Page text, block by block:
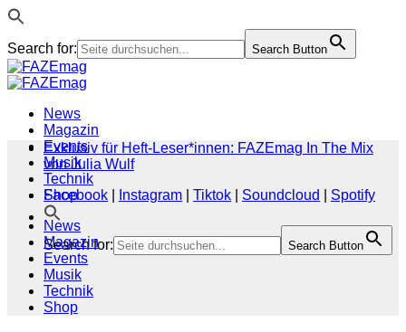
Search for: Search Button
Zum
Inhalt
News
Magazin
Events
Musik
Technik
Shop
Search for: Search Button
Exklusiv für Heft-Leser*innen: FAZEmag In The Mix
von Julia Wulf
Facebook
Instagram Tiktok Soundcloud
Spotify
News
Magazin
Events
Musik
Technik
Shop